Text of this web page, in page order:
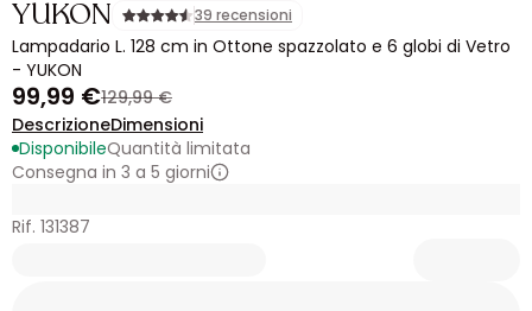
YUKON 39 recensioni
Lampadario L. 128 cm in Ottone spazzolato e 6 globi di Vetro
- YUKON
99,99 €129,99 €
DescrizioneDimensioni
DisponibileQuantità limitata
Consegna in 3 a 5 giorni
Rif. 131387